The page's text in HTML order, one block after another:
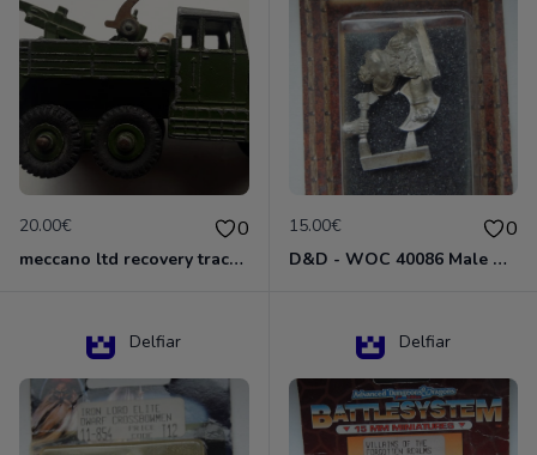
20.00€ 0
meccano ltd recovery tractor N°661
15.00€ 0
D&D - WOC 40086 Male Dwarven Cleric Miniature - Donjons Dragons
Delfiar Delfiar